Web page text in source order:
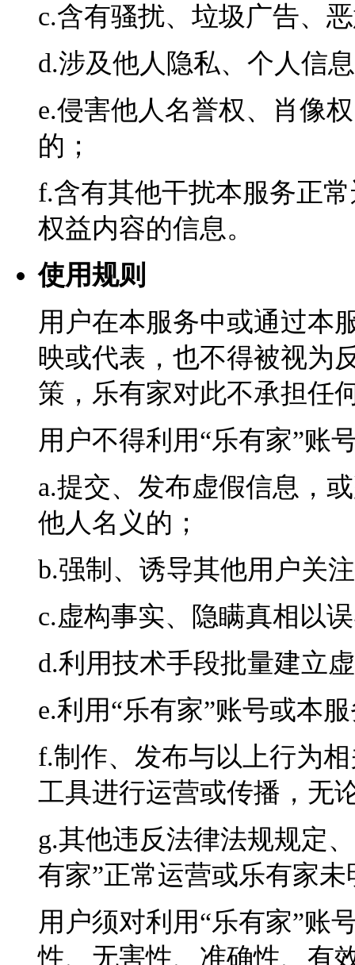
c.含有骚扰、垃圾广告、
d.涉及他人隐私、个人信
e.侵害他人名誉权、肖像
的；
f.含有其他干扰本服务正
权益内容的信息。
使用规则
用户在本服务中或通过本
映或代表，也不得被视为
策，乐有家对此不承担任
用户不得利用“乐有家”账
a.提交、发布虚假信息，
他人名义的；
b.强制、诱导其他用户关
c.虚构事实、隐瞒真相以
d.利用技术手段批量建立
e.利用“乐有家”账号或本
f.制作、发布与以上行为
工具进行运营或传播，无
g.其他违反法律法规规定
有家”正常运营或乐有家
用户须对利用“乐有家”账
性、无害性、准确性、有